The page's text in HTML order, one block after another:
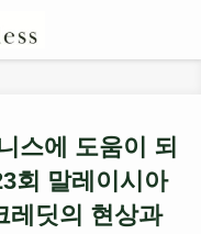
스에 도움이 되
회 말레이시아
레딧의 현상과